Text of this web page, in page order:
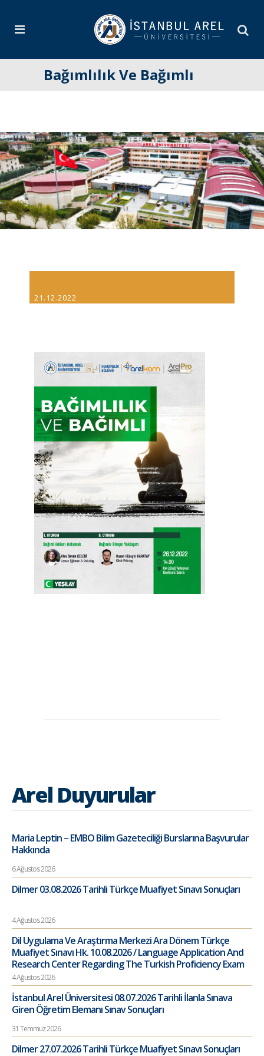
Bağımlılık Ve Bağımlı
21.12.2022
Arel Duyurular
Maria Leptin – EMBO Bilim Gazeteciliği Burslarına Başvurular
Hakkında
6 Ağustos 2026
Dilmer 03.08.2026 Tarihli Türkçe Muafiyet Sınavı Sonuçları
4 Ağustos 2026
Dil Uygulama Ve Araştırma Merkezi Ara Dönem Türkçe
Muafiyet Sınavı Hk. 10.08.2026 / Language Application And
Research Center Regarding The Turkish Proficiency Exam
4 Ağustos 2026
İstanbul Arel Üniversitesi 08.07.2026 Tarihli İlanla Sınava
Giren Öğretim Elemanı Sınav Sonuçları
31 Temmuz 2026
Dilmer 27.07.2026 Tarihli Türkçe Muafiyet Sınavı Sonuçları